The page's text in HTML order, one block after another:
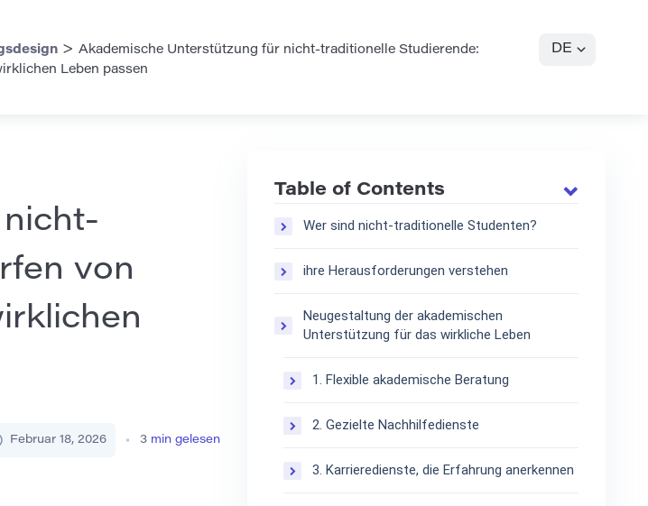
> Akademische Unterstützung für nicht-traditionelle Studierende:
Leben passen
DE
von
Februar 18, 2026 3 min gelesen
Table of Contents
Wer sind nicht-traditionelle Studenten?
ihre Herausforderungen verstehen
Neugestaltung der akademischen
Unterstützung für das wirkliche Leben
1. Flexible akademische Beratung
2. Gezielte Nachhilfedienste
3. Karrieredienste, die Erfahrung anerkennen